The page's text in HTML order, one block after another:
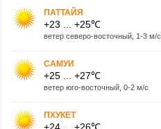
ПАТТАЙЯ
+23 ... +25℃
ветер северо-восточный, 1-3 м/с
САМУИ
+25 ... +27℃
ветер юго-восточный, 0-2 м/с
ПХУКЕТ
+24 ... +26℃